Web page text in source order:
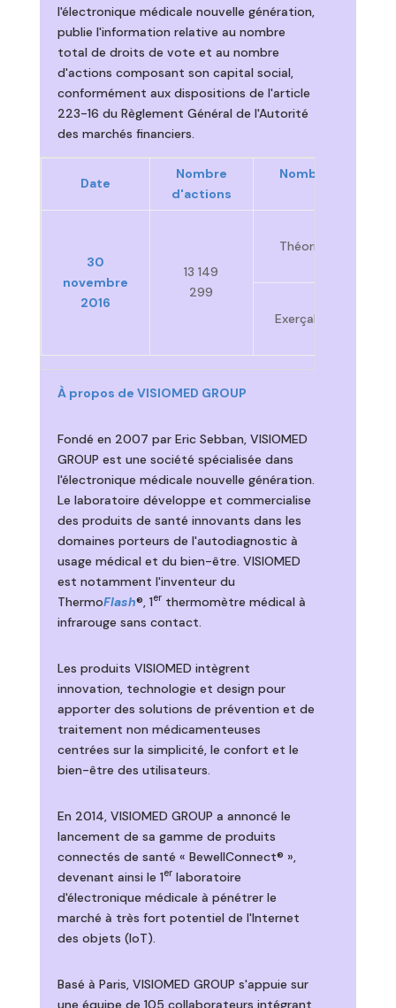
l'électronique médicale nouvelle génération,
publie l'information relative au nombre
total de droits de vote et au nombre
d'actions composant son capital social,
conformément aux dispositions de l'article
223-16 du Règlement Général de l'Autorité
des marchés financiers.
Date
Nombre
d'actions
Nombre de droits
30
novembre
2016
13 149
299
Théoriques
Exerçables
À propos de VISIOMED GROUP
Fondé en 2007 par Eric Sebban, VISIOMED
GROUP est une société spécialisée dans
l'électronique médicale nouvelle génération.
Le laboratoire développe et commercialise
des produits de santé innovants dans les
domaines porteurs de l'autodiagnostic à
usage médical et du bien-être. VISIOMED
est notamment l'inventeur du
ThermoFlash®, 1erthermomètre médical à
infrarouge sans contact.
Les produits VISIOMED intègrent
innovation, technologie et design pour
apporter des solutions de prévention et de
traitement non médicamenteuses
centrées sur la simplicité, le confort et le
bien-être des utilisateurs.
En 2014, VISIOMED GROUP a annoncé le
lancement de sa gamme de produits
connectés de santé « BewellConnect® »,
devenant ainsi le 1erlaboratoire
d'électronique médicale à pénétrer le
marché à très fort potentiel de l'Internet
des objets (IoT).
Basé à Paris, VISIOMED GROUP s'appuie sur
une équipe de 105 collaborateurs intégrant